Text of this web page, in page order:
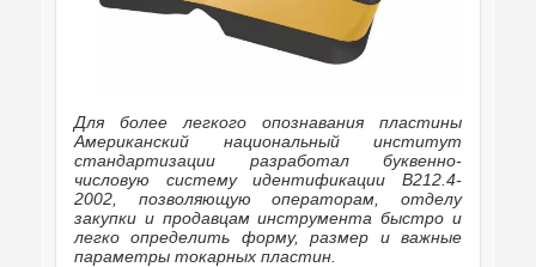
Для более легкого опознавания пластины
Американский национальный институт
стандартизации разработал буквенно-
числовую систему идентификации B212.4-
2002, позволяющую операторам, отделу
закупки и продавцам инструмента быстро и
легко определить форму, размер и важные
параметры токарных пластин.